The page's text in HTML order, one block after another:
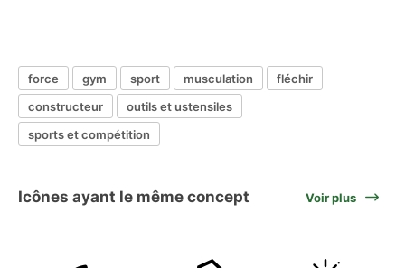
force gym sport musculation
fléchir
constructeur
outils et ustensiles
sports et compétition
Icônes ayant le même concept Voir plus